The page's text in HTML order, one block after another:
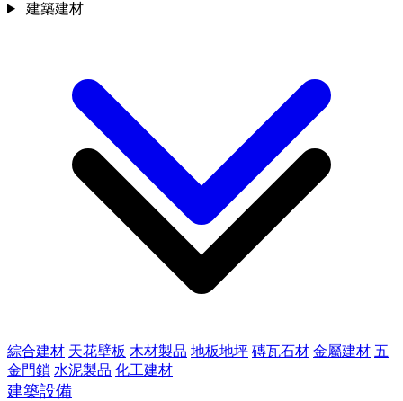
綜合建材 天花壁板 木材製品 地板地坪 磚瓦石材 金屬建材 五
金門鎖 水泥製品 化工建材
建築設備
建築建材